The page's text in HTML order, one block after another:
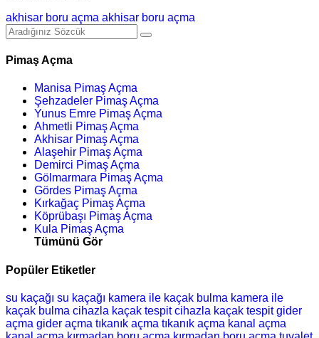
akhisar boru açma akhisar boru açma
Pimaş Açma
Manisa Pimaş Açma
Şehzadeler Pimaş Açma
Yunus Emre Pimaş Açma
Ahmetli Pimaş Açma
Akhisar Pimaş Açma
Alaşehir Pimaş Açma
Demirci Pimaş Açma
Gölmarmara Pimaş Açma
Gördes Pimaş Açma
Kırkağaç Pimaş Açma
Köprübaşı Pimaş Açma
Kula Pimaş Açma
Tümünü Gör
Popüler Etiketler
su kaçağı su kaçağı kamera ile kaçak bulma kamera ile
kaçak bulma cihazla kaçak tespit cihazla kaçak tespit gider
açma gider açma tıkanık açma tıkanık açma kanal açma